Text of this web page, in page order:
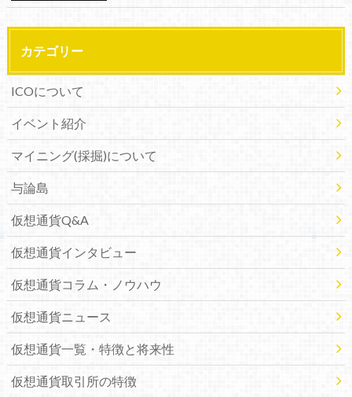
カテゴリー
ICOについて
イベント紹介
マイニング(採掘)について
与論島
仮想通貨Q&A
仮想通貨インタビュー
仮想通貨コラム・ノウハウ
仮想通貨ニュース
仮想通貨一覧・特徴と将来性
仮想通貨取引所の特徴